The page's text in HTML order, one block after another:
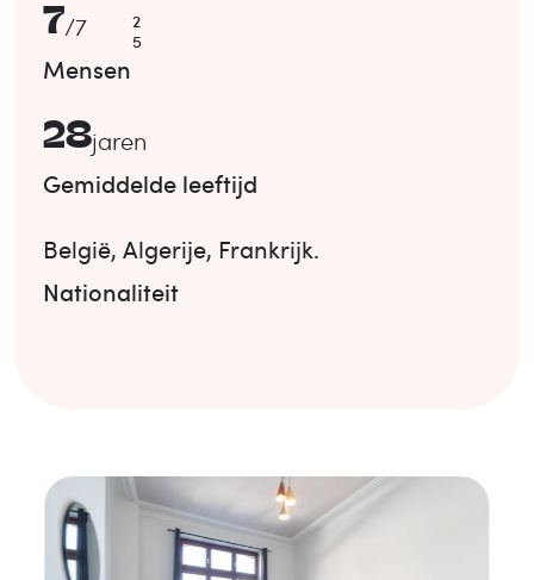
7/7
2
5
Mensen
28jaren
Gemiddelde leeftijd
België, Algerije, Frankrijk.
Nationaliteit